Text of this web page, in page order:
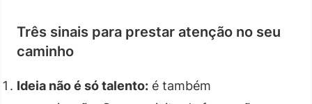
Três sinais para prestar atenção no seu
caminho
Ideia não é só talento: é também